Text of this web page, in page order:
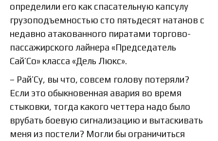
определили его как спасательную капсулу
грузоподъемностью сто пятьдесят натанов с
недавно атакованного пиратами торгово-
пассажирского лайнера «Председатель
Сай’Со» класса «Дель Люкс».
– Рай’Су, вы что, совсем голову потеряли?
Если это обыкновенная авария во время
стыковки, тогда какого четтера надо было
врубать боевую сигнализацию и вытаскивать
меня из постели? Могли бы ограничиться